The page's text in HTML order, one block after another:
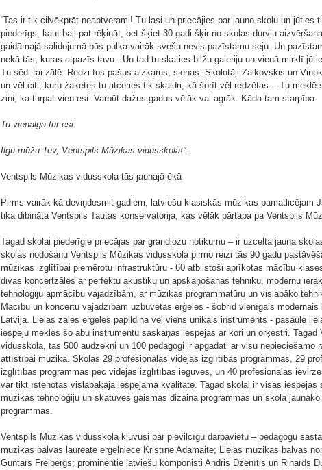
“Tas ir tik cilvēkprāt neaptverami! Tu lasi un priecājies par jauno skolu un jūties
piederīgs, kaut bail pat rēķināt, bet šķiet 30 gadi šķir no skolas durvju
gaidāmajā salidojumā būs pulka vairāk svešu nevis pazīstamu seju. Un
nekā tās, kuras atpazīs tavu...Un tad tu skaties bilžu galeriju un vienā mirklī
Tu sēdi tai zālē. Redzi tos pašus aizkarus, sienas. Skolotāji Zaikovskis un
un vēl citi, kuru žaketes tu atceries tik skaidri, kā šorīt vēl redzētas... Tu meklē
zini, ka turpat vien esi. Varbūt dažus gadus vēlāk vai agrāk. Kāda tam starpība.
Tu vienalga tur esi.
Ilgu mūžu Tev, Ventspils Mūzikas vidusskola!”.
Ventspils Mūzikas vidusskola tās jaunajā ēkā
Pirms vairāk kā deviņdesmit gadiem, latviešu klasiskās mūzikas pamatlicējam
tika dibināta Ventspils Tautas konservatorija, kas vēlāk pārtapa pa Ventspils
Tagad skolai piederīgie priecājas par grandiozu notikumu – ir uzcelta jauna
skolas nodošanu Ventspils Mūzikas vidusskola pirmo reizi tās 90 gadu
mūzikas izglītībai piemērotu infrastruktūru - 60 atbilstoši aprīkotas mācību
divas koncertzāles ar perfektu akustiku un apskaņošanas tehniku, modernu
tehnoloģiju apmācību vajadzībām, ar mūzikas programmatūru un vislabāko
Mācību un koncertu vajadzībām uzbūvētas ērģeles - šobrīd vienīgais modernais
Latvijā. Lielās zāles ērģeles papildina vēl viens unikāls instruments - pasaulē
iespēju meklēs šo abu instrumentu saskaņas iespējas ar kori un orķestri. Tagad
vidusskola, tās 500 audzēkņi un 100 pedagogi ir apgādāti ar visu nepieciešamo
attīstībai mūzikā. Skolas 29 profesionālās vidējās izglītības programmas, 29
izglītības programmas pēc vidējās izglītības ieguves, un 40 profesionālās
var tikt īstenotas vislabākajā iespējamā kvalitātē. Tagad skolai ir visas iespējas
mūzikas tehnoloģiju un skatuves gaismas dizaina programmas un skolā jaunāko
programmas.
Ventspils Mūzikas vidusskola kļuvusi par pievilcīgu darbavietu – pedagogu
mūzikas balvas laureāte ērģelniece Kristīne Adamaite; Lielās mūzikas balvas
Guntars Freibergs; prominentie latviešu komponisti Andris Dzenītis un Rihards